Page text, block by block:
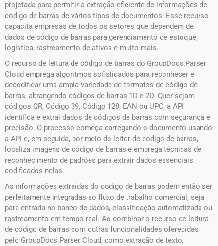
projetada para permitir a extração eficiente de informações de
código de barras de vários tipos de documentos. Esse recurso
capacita empresas de todos os setores que dependem de
dados de código de barras para gerenciamento de estoque,
logística, rastreamento de ativos e muito mais.
O recurso de leitura de código de barras do GroupDocs.Parser
Cloud emprega algoritmos sofisticados para reconhecer e
decodificar uma ampla variedade de formatos de código de
barras, abrangendo códigos de barras 1D e 2D. Quer sejam
códigos QR, Código 39, Código 128, EAN ou UPC, a API
identifica e extrai dados de códigos de barras com segurança e
precisão. O processo começa carregando o documento usando
a API e, em seguida, por meio do leitor de código de barras,
localiza imagens de código de barras e emprega técnicas de
reconhecimento de padrões para extrair dados essenciais
codificados nelas.
As informações extraídas do código de barras podem então ser
perfeitamente integradas ao fluxo de trabalho comercial, seja
para entrada no banco de dados, classificação automatizada ou
rastreamento em tempo real. Ao combinar o recurso de leitura
de código de barras com outras funcionalidades oferecidas
pelo GroupDocs.Parser Cloud, como extração de texto,